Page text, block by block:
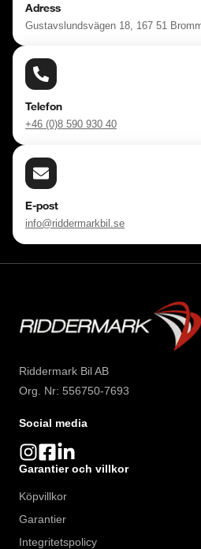
Adress
Gustavslundsvägen 18, 167 51
Telefon
+46 (0)8 590 930 40
E-post
info@riddermarkbil.se
Riddermark Bil AB
Org. Nr: 556750-7693
Social media
Garantier och villkor
Köpvillkor
Garantier
Integritetspolicy